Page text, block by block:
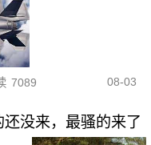
7089 08-03
没来，最骚的来了